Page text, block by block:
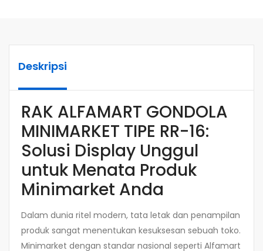
Deskripsi
RAK ALFAMART GONDOLA
MINIMARKET TIPE RR-16:
Solusi Display Unggul
untuk Menata Produk
Minimarket Anda
Dalam dunia ritel modern, tata letak dan penampilan
produk sangat menentukan kesuksesan sebuah toko.
Minimarket dengan standar nasional seperti Alfamart